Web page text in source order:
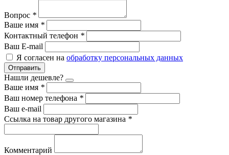
Вопрос *
Ваше имя *
Контактный телефон *
Ваш E-mail
Я согласен на обработку персональных данных
Отправить
Нашли дешевле?
Ваше имя *
Ваш номер телефона *
Ваш e-mail
Ссылка на товар другого магазина *
Комментарий